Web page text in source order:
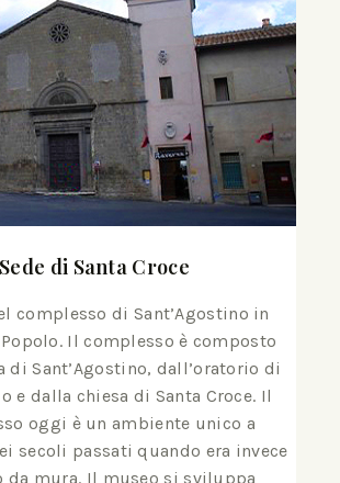
Sede di Santa Croce
complesso di Sant’Agostino in
Il complesso è composto
di Sant’Agostino, dall’oratorio di
e dalla chiesa di Santa Croce. Il
oggi è un ambiente unico a
secoli passati quando era invece
da mura. Il museo si sviluppa